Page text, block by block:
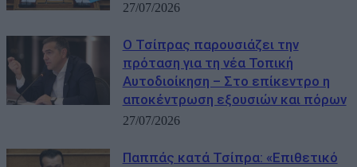
27/07/2026
Ο Τσίπρας παρουσιάζει την
πρόταση για τη νέα Τοπική
Αυτοδιοίκηση – Στο επίκεντρο η
αποκέντρωση εξουσιών και πόρων
27/07/2026
Παππάς κατά Τσίπρα: «Επιθετικό